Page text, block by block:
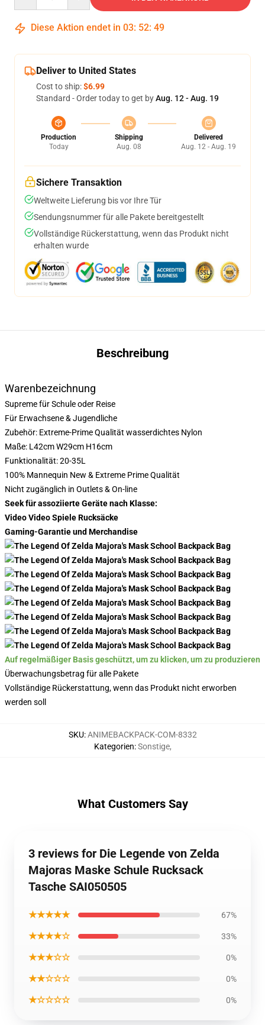
Diese Aktion endet in 03: 52: 48
Deliver to United States
Cost to ship:$6.99
Standard - Order today to get byAug. 12 - Aug. 19
Production
Today
Shipping
Aug. 08
Delivered
Aug. 12 - Aug. 19
Sichere Transaktion
Weltweite Lieferung bis vor Ihre Tür
Sendungsnummer für alle Pakete bereitgestellt
Vollständige Rückerstattung, wenn das Produkt nicht
erhalten wurde
Beschreibung
Warenbezeichnung
Supreme für Schule oder Reise
Für Erwachsene & Jugendliche
Zubehör: Extreme-Prime Qualität wasserdichtes Nylon
Maße: L42cm W29cm H16cm
Funktionalität: 20-35L
100% Mannequin New & Extreme Prime Qualität
Nicht zugänglich in Outlets & On-line
Seek für assoziierte Geräte nach Klasse:
Video Video Spiele Rucksäcke
Gaming-Garantie und Merchandise
Auf regelmäßiger Basis geschützt, um zu klicken, um zu produzieren
Überwachungsbetrag für alle Pakete
Vollständige Rückerstattung, wenn das Produkt nicht erworben
werden soll
SKU:ANIMEBACKPACK-COM-8332
Kategorien:Sonstige,
What Customers Say
3 reviews for Die Legende von Zelda
Majoras Maske Schule Rucksack
Tasche SAI050505
★★★★★ 67%
★★★★☆ 33%
★★★☆☆ 0%
★★☆☆☆ 0%
★☆☆☆☆ 0%